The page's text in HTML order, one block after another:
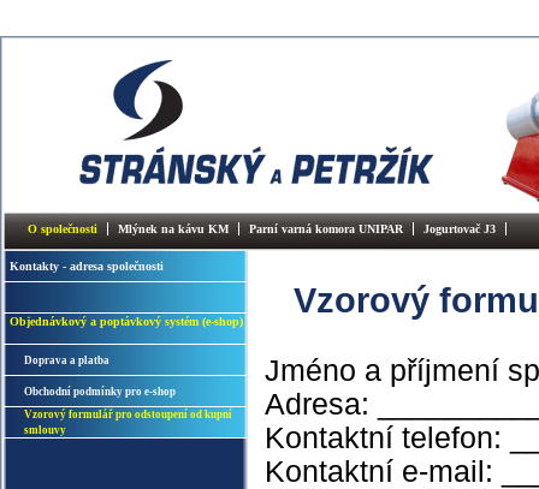
O společnosti Mlýnek na kávu KM Parní varná komora UNIPAR Jogurtovač J3
Kontakty - adresa společnosti
Objednávkový a poptávkový systém (e-shop)
Doprava a platba
Obchodní podmínky pro e-shop
Vzorový formulář pro odstoupení od kupní
smlouvy
Vzorový
Jméno a příjmení
Adresa:
Kontaktní telefon:
Kontaktní e-mail: